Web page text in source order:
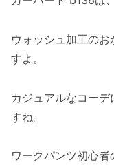
ウォッシュ加工の
すよ。
カジュアルなコー
すね。
ワークパンツ初心者